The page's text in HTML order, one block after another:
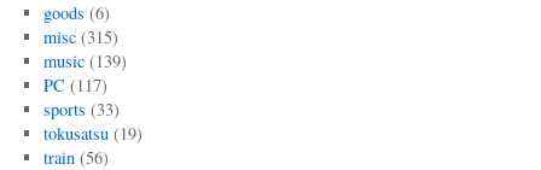
goods (6)
misc(315)
music(139)
PC (117)
sports (33)
tokusatsu(19)
train(56)